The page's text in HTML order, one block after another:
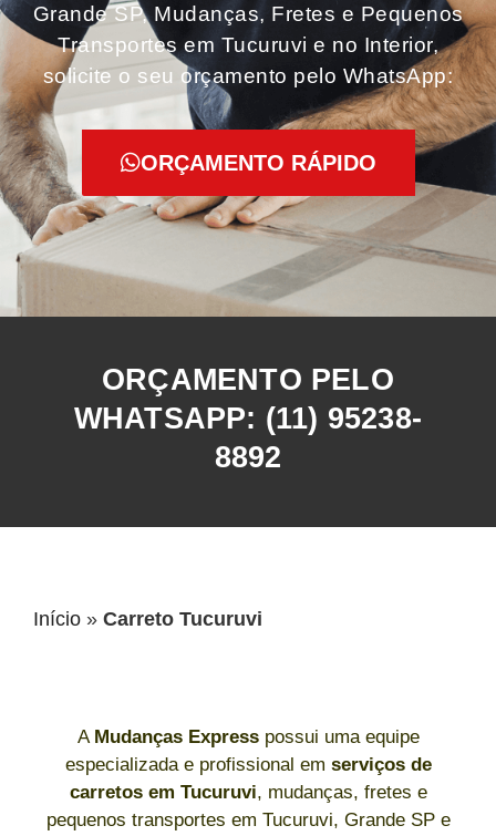
Grande SP, Mudanças, Fretes e Pequenos
Transportes em Tucuruvi e no Interior,
solicite o seu orçamento pelo WhatsApp:
ORÇAMENTO RÁPIDO
ORÇAMENTO PELO
WHATSAPP: (11) 95238-
8892
Início » Carreto Tucuruvi
A Mudanças Expresspossui uma equipe
especializada e profissional em serviços de
carretos em Tucuruvi, mudanças, fretes e
pequenos transportes em Tucuruvi, Grande SP e